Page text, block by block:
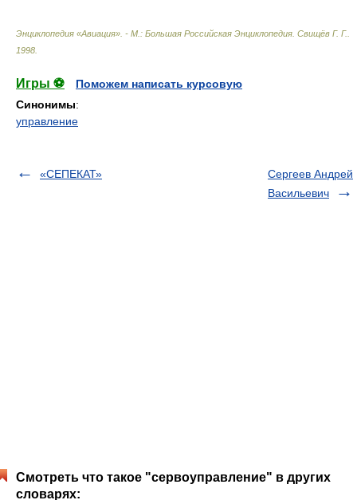
Энциклопедия «Авиация». - М.: Большая Российская Энциклопедия Свищёв Г. Г.
1998
Игры ⚽
Поможем написать курсовую
Синонимы:
управление
«СЕПЕКАТ»
Сергеев Андрей
Васильевич
Смотреть что такое "сервоуправление" в других
словарях: